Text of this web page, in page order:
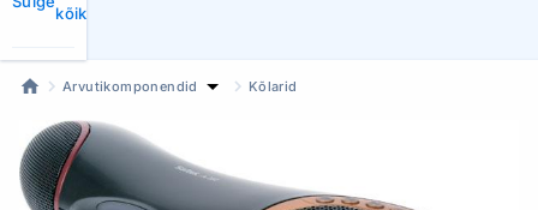
kõik
Arvutikomponendid Kõlarid